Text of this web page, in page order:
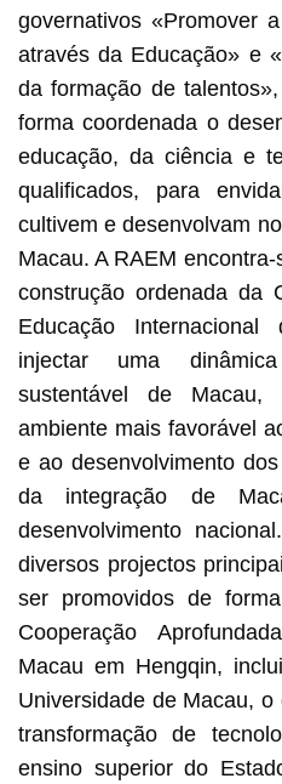
governativos «Promover
através da Educação» e
da formação de
forma coordenada o
educação, da ciência e
qualificados, para
cultivem e desenvolvam
Macau. A RAEM
construção ordenada da
Educação
injectar uma
sustentável de
ambiente mais favorável
e ao desenvolvimento
da integração de
desenvolvimento
diversos projectos
ser promovidos de
Cooperação
Macau em Hengqin,
Universidade de Macau,
transformação de
ensino superior do